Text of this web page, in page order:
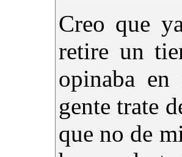
Creo que
retire un
opinaba
gente trate
que no de